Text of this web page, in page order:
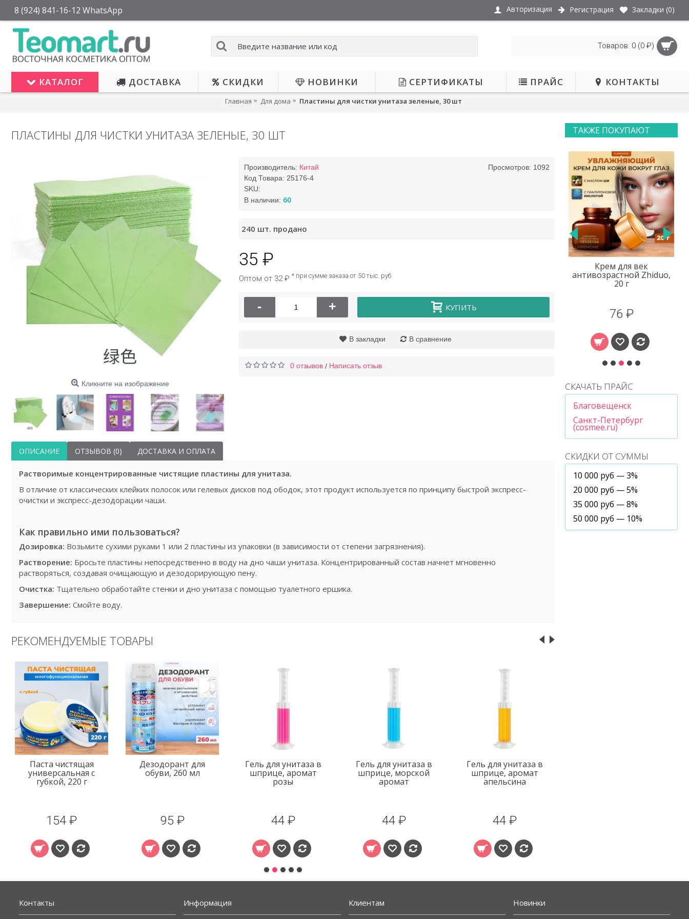
8 (924) 841-16-12 WhatsApp Авторизация Регистрация Закладки (0)
Товаров: 0 (0 ₽)
КАТАЛОГ ДОСТАВКА СКИДКИ НОВИНКИ СЕРТИФИКАТЫ ПРАЙС КОНТАКТЫ
Главная Для дома Пластины для чистки унитаза зеленые, 30 шт
ТАКЖЕ ПОКУПАЮТ
Пластырь
бактерицидный 72*22,
50 шт
119 ₽
черных точек Sadoer
39 ₽ 16 ₽ 76 ₽
Патчи для лба гелевые с
коллагеном Venzen
17 ₽
СКАЧАТЬ ПРАЙС
Благовещенск
Санкт-Петербург
(cosmee.ru)
СКИДКИ ОТ СУММЫ
10 000 руб — 3%
20 000 руб — 5%
35 000 руб — 8%
50 000 руб — 10%
ПЛАСТИНЫ ДЛЯ ЧИСТКИ УНИТАЗА ЗЕЛЕНЫЕ, 30 ШТ
Кликните на изображение
Просмотров: 1092
Производитель: Китай
Код Товара: 25176-4
SKU:
В наличии: 60
240 шт. продано
35 ₽
Оптом от 32 ₽ * при сумме заказа от 50 тыс. руб
- + КУПИТЬ
В закладки В сравнение
0 отзывов / Написать отзыв
ОПИСАНИЕ ОТЗЫВОВ (0) ДОСТАВКА И ОПЛАТА
Растворимые концентрированные чистящие пластины для унитаза.
В отличие от классических клейких полосок или гелевых дисков под ободок, этот продукт используется по принципу быстрой экспресс-
очистки и экспресс-дезодорации чаши.
Как правильно ими пользоваться?
Дозировка: Возьмите сухими руками 1 или 2 пластины из упаковки (в зависимости от степени загрязнения).
Растворение: Бросьте пластины непосредственно в воду на дно чаши унитаза. Концентрированный состав начнет мгновенно
растворяться, создавая очищающую и дезодорирующую пену.
Очистка: Тщательно обработайте стенки и дно унитаза с помощью туалетного ершика.
Завершение: Смойте воду.
РЕКОМЕНДУЕМЫЕ ТОВАРЫ
Паста чистящая
универсальная с
губкой, 220 г
154 ₽
Дезодорант для
обуви, 260 мл
95 ₽
Гель для унитаза в
шприце, аромат
розы
44 ₽
Гель для унитаза в
шприце, морской
аромат
44 ₽
Гель для унитаза в
шприце, аромат
апельсина
44 ₽
Контакты Информация Клиентам Новинки